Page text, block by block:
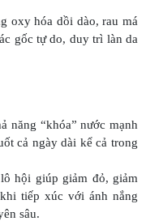
oxy hóa dồi dào, rau má
gốc tự do, duy trì làn da
năng “khóa” nước mạnh
cả ngày dài kể cả trong
hội giúp giảm đỏ, giảm
tiếp xúc với ánh nắng
sâu.